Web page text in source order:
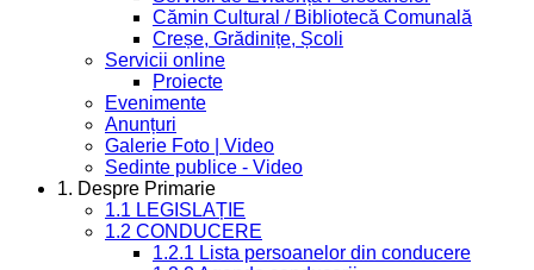
Cămin Cultural / Bibliotecă Comunală
Creșe, Grădinițe, Școli
Servicii online
Proiecte
Evenimente
Anunțuri
Galerie Foto | Video
Sedinte publice - Video
1. Despre Primarie
1.1 LEGISLAȚIE
1.2 CONDUCERE
1.2.1 Lista persoanelor din conducere